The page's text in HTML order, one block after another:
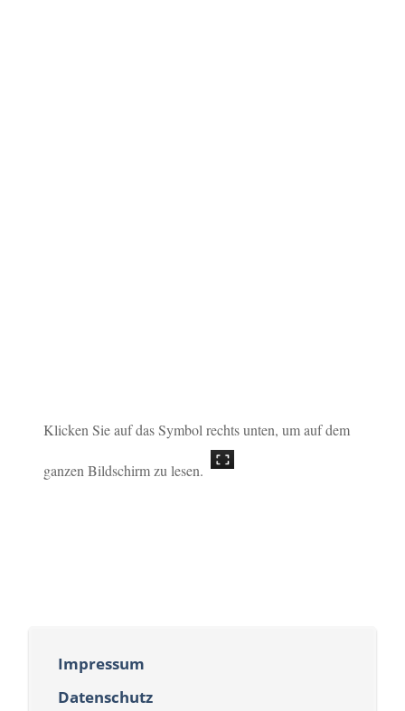
Klicken Sie auf das Symbol rechts unten, um auf dem
ganzen Bildschirm zu lesen.
Impressum
Datenschutz